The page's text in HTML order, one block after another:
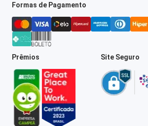
Formas de Pagamento
Prêmios Site Seguro